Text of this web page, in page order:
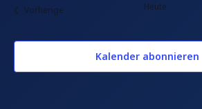
VorherigeVeranstaltungen Heute
Kalender abonnieren